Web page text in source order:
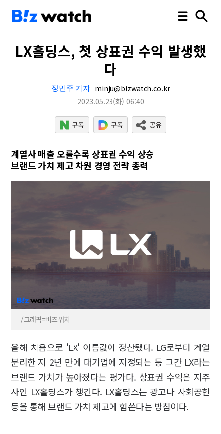
LX홀딩스, 첫 상표권 수익 발생했
다
정민주 기자 minju@bizwatch.co.kr
2023.05.23(화) 06:40
계열사 매출 오를수록 상표권 수익 상승
브랜드 가치 제고 차원 경영 전략 총력
/그래픽=비즈워치
올해 처음으로 'LX' 이름값이 정산됐다. LG로부터 계열
분리한 지 2년 만에 대기업에 지정되는 등 그간 LX라는
브랜드 가치가 높아졌다는 평가다. 상표권 수익은 지주
사인 LX홀딩스가 챙긴다. LX홀딩스는 광고나 사회공헌
등을 통해 브랜드 가치 제고에 힘쓴다는 방침이다.